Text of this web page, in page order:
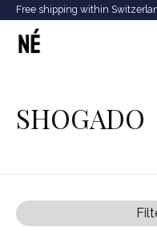
Free shipping within
SHOGADO